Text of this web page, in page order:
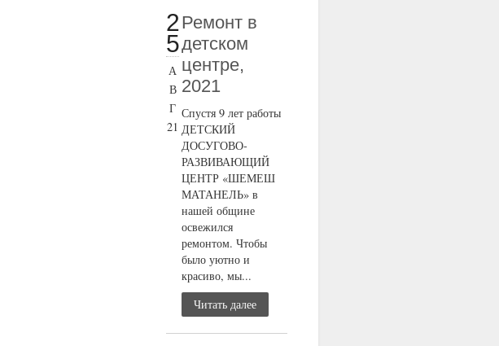
2
5
А
В
Г
21
Ремонт в
детском
центре,
2021
Спустя 9 лет работы
ДЕТСКИЙ
ДОСУГОВО-
РАЗВИВАЮЩИЙ
ЦЕНТР «ШЕМЕШ
МАТАНЕЛЬ» в
нашей общине
освежился
ремонтом. Чтобы
было уютно и
красиво, мы...
Читать далее